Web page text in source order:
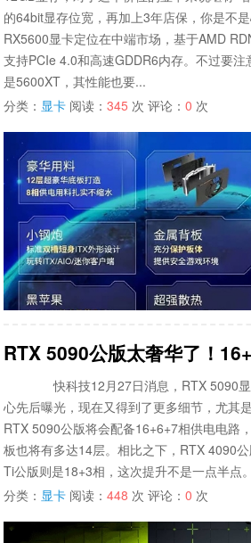
的64bit显存位宽，再加上3年店保，你是不
RX5600显卡定位在中端市场，基于AMD
支持PCIe 4.0和高速GDDR6内存。不过要
是5600XT，其性能也要...
分类： 显卡 阅读：345 次 评论：0 次
RTX 5090公版太奢华了！
快科技12月27日消息，RTX 5090显
心先后曝光，现在又得到了更多细节，尤其
RTX 5090公版将会配备16+6+7相供电电路
板也将有多达14层。相比之下，RTX 4090
Ti公版则是18+3相，这次提升不是一点
分类： 显卡 阅读：448 次 评论：0 次